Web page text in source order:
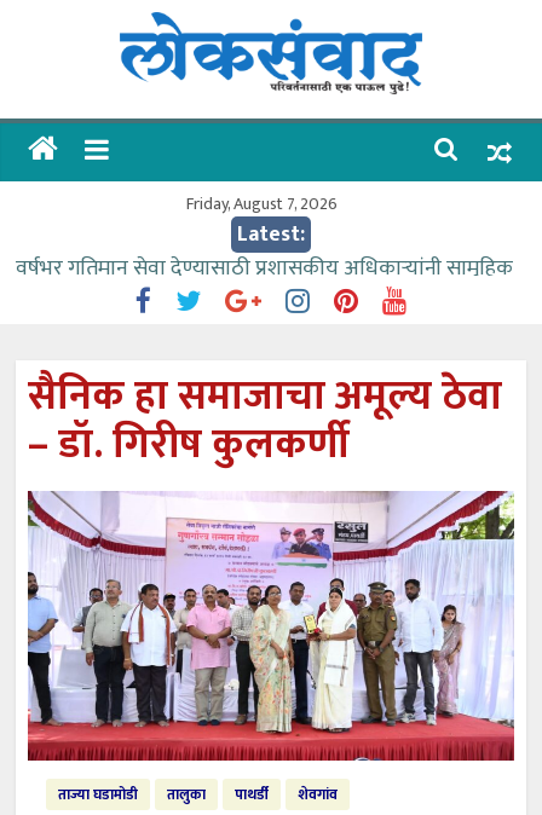
लोकसंवाद
ताज्या
Friday, August 7, 2026
Latest:
वर्षभर गतिमान सेवा देण्यासाठी प्रशासकीय अधिकाऱ्यांनी सामुहिक
प्रयत्न करावे – आमदार काळे
काळे
आत्मामालिक गुरूकूलाचे २२८ विद्यार्थी शिष्यवृत्तीस पात्र
ईच्छा आणि मेहनतीच्या बळावर यश मिळवता येते – शिवप्रसाद
आमदार आशुतोष काळे यांचा वाढदिवस विविध सामाजिक
उपक्रमांनी साजरा
सैनिक हा समाजाचा अमूल्य ठेवा
– डॉ. गिरीष कुलकर्णी
ताज्या घडामोडी तालुका पाथर्डी
शेवगांव